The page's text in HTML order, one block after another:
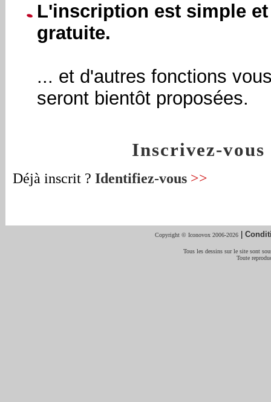
L'inscription est simple et
gratuite.
... et d'autres fonctions
seront bientôt proposées.
Inscrivez-vous
Déjà inscrit ? Identifiez-vous >>
Copyright © Iconovox 2006-2026 |
Tous les dessins sur le site sont
Toute